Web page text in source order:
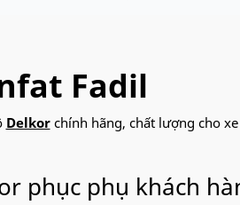
Fadil
Delkorchính hãng, chất lượng cho xe
phục phụ khách